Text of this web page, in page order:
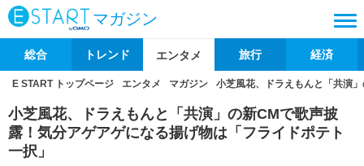
マガジン
総合 トレンド エンタメ 旅行 経済
E START トップページ エンタメ マガジン 小芝風花、ドラえもんと「共演
小芝風花、ドラえもんと「共演」の新CMで歌声披
露！気分アゲアゲになる揚げ物は「フライドポテト
一択」